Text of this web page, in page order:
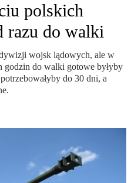
polskich
razu do walki
wojsk lądowych, ale w
godzin do walki gotowe byłyby
do 30 dni, a